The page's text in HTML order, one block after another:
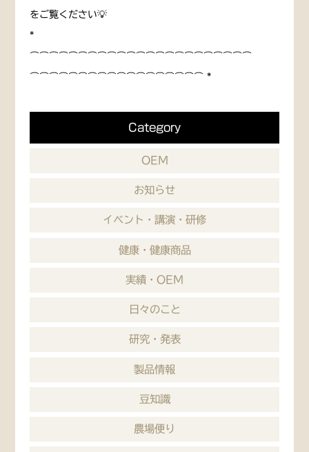
をご覧ください💡
*
⌒⌒⌒⌒⌒⌒⌒⌒⌒⌒⌒⌒⌒⌒⌒⌒⌒⌒⌒⌒⌒⌒⌒
⌒⌒⌒⌒⌒⌒⌒⌒⌒⌒⌒⌒⌒⌒⌒⌒⌒⌒ *
Category
OEM
お知らせ
イベント・講演・研修
健康・健康商品
実績・OEM
日々のこと
研究・発表
製品情報
豆知識
農場便り